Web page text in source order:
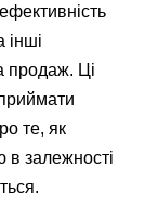
інші
продаж. Ці
те, як
в залежності